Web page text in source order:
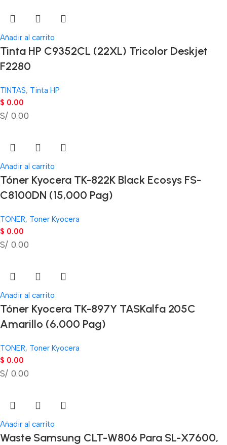
Añadir al carrito
Tinta HP C9352CL (22XL) Tricolor Deskjet
F2280
TINTAS, Tinta HP
$ 0.00
S/ 0.00
Añadir al carrito
Tóner Kyocera TK-822K Black Ecosys FS-
C8100DN (15,000 Pag)
TONER, Toner Kyocera
$ 0.00
S/ 0.00
Añadir al carrito
Tóner Kyocera TK-897Y TASKalfa 205C
Amarillo (6,000 Pag)
TONER, Toner Kyocera
$ 0.00
S/ 0.00
Añadir al carrito
Waste Samsung CLT-W806 Para SL-X7600,